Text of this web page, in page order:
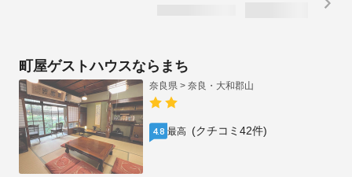
ゲストハウス 奈良バックパッカーズ
奈良県 > 奈良・大和郡山
4.8 (クチコミ12件)